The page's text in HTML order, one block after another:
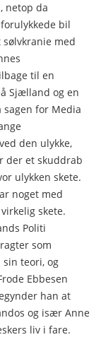
netop da
bil
med
til en
Sjælland og en
for Media
den ulykke,
der et skuddrab
ulykken skete.
noget med
skete.
Politi
som
teori, og
Ebbesen
han at
og især Anne
liv i fare.